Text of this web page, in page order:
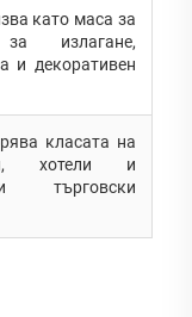
като маса за
излагане,
и декоративен
класата на
хотели и
търговски